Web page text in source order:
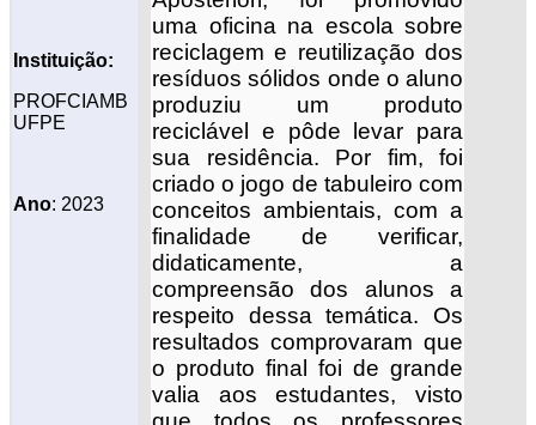
Instituição:
PROFCIAMB
UFPE
Ano: 2023
uma oficina na escola sobre
reciclagem e reutilização dos
resíduos sólidos onde o aluno
produziu um produto
reciclável e pôde levar para
sua residência. Por fim, foi
criado o jogo de tabuleiro com
conceitos ambientais, com a
finalidade de verificar,
didaticamente, a
compreensão dos alunos a
respeito dessa temática. Os
resultados comprovaram que
o produto final foi de grande
valia aos estudantes, visto